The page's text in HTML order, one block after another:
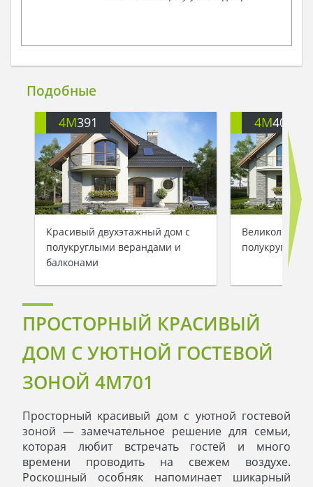
Подобные
4M391
Красивый двухэтажный дом с
полукруглыми верандами и
балконами
4M401
ПРОСТОРНЫЙ КРАСИВЫЙ
ДОМ С УЮТНОЙ ГОСТЕВОЙ
ЗОНОЙ 4M701
Просторный красивый дом с уютной гостевой
зоной — замечательное решение для семьи,
которая любит встречать гостей и много
времени проводить на свежем воздухе.
Роскошный особняк напоминает шикарный